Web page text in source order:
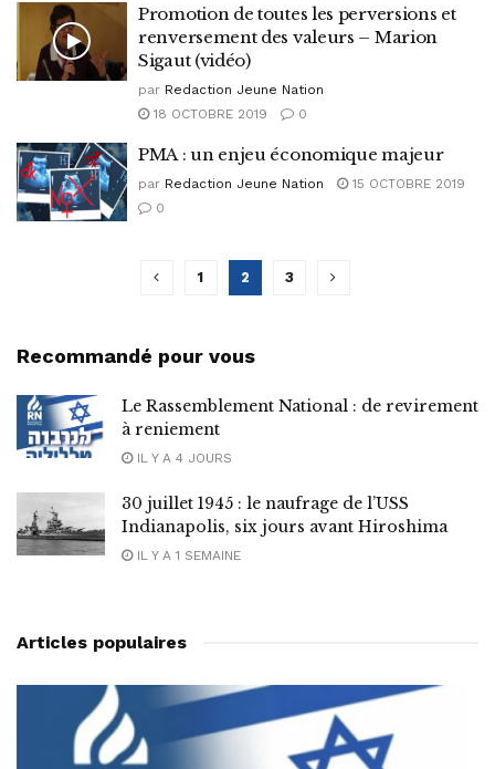
Promotion de toutes les perversions et
renversement des valeurs – Marion
Sigaut (vidéo)
par Redaction Jeune Nation
18 OCTOBRE 2019
0
PMA : un enjeu économique majeur
par Redaction Jeune Nation
15 OCTOBRE 2019
0
1 2 3
Recommandé pour vous
Le Rassemblement National : de revirement
à reniement
IL Y A 4 JOURS
30 juillet 1945 : le naufrage de l’USS
Indianapolis, six jours avant Hiroshima
IL Y A 1 SEMAINE
Articles populaires